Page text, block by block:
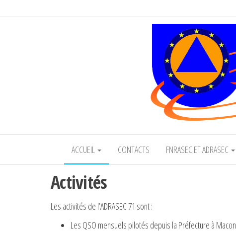
Adrasec71
ACCUEIL CONTACTS FNRASEC ET ADRASEC
Activités
Les activités de l’ADRASEC 71 sont :
Les QSO mensuels pilotés depuis la Préfecture à Macon